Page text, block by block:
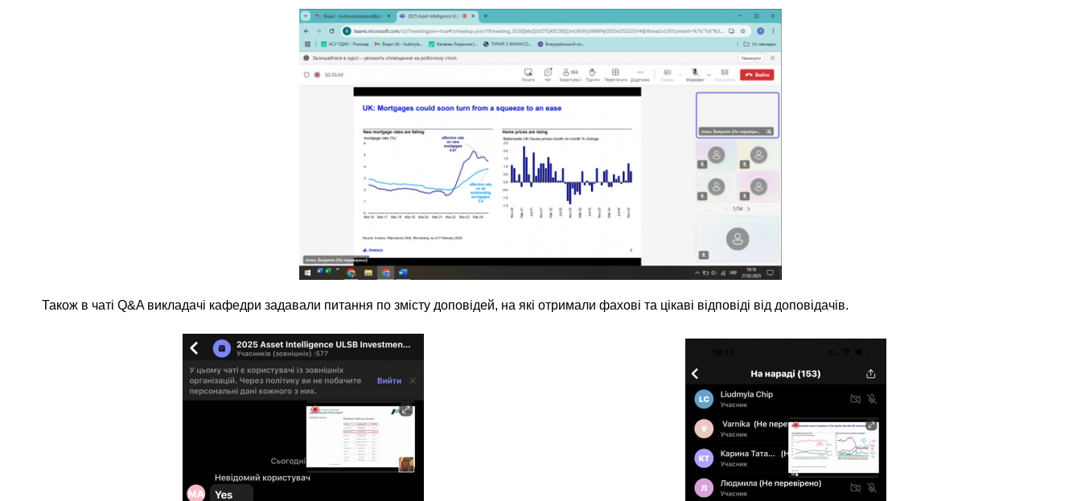
Також в чаті Q&A викладачі кафедри задавали питання по змісту доповідей, на які отримали фахові та цікаві відповіді від доповідачів.